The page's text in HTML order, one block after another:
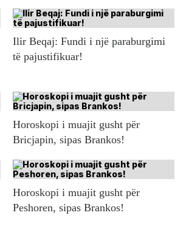
Ilir Beqaj: Fundi i një paraburgimi
të pajustifikuar!
Horoskopi i muajit gusht për
Bricjapin, sipas Brankos!
Horoskopi i muajit gusht për
Peshoren, sipas Brankos!